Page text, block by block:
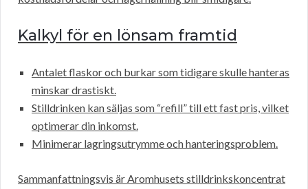
Kalkyl för en lönsam framtid
Antalet flaskor och burkar som tidigare skulle hanteras
minskar drastiskt.
Stilldrinken kan säljas som “refill” till ett fast pris, vilket
optimerar din inkomst.
Minimerar lagringsutrymme och hanteringsproblem.
Sammanfattningsvis är Aromhusets stilldrinkskoncentrat